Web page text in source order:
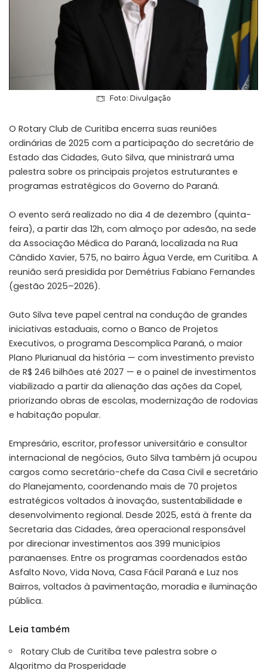
Foto: Divulgação
O Rotary Club de Curitiba encerra suas reuniões
ordinárias de 2025 com a participação do secretário de
Estado das Cidades, Guto Silva, que ministrará uma
palestra sobre os principais projetos estruturantes e
programas estratégicos do Governo do Paraná.
O evento será realizado no dia 4 de dezembro (quinta-
feira), a partir das 12h, com almoço por adesão, na sede
da Associação Médica do Paraná, localizada na Rua
Cândido Xavier, 575, no bairro Água Verde, em Curitiba. A
reunião será presidida por Demétrius Fabiano Fernandes
(gestão 2025–2026).
Guto Silva teve papel central na condução de grandes
iniciativas estaduais, como o Banco de Projetos
Executivos, o programa Descomplica Paraná, o maior
Plano Plurianual da história — com investimento previsto
de R$ 246 bilhões até 2027 — e o painel de investimentos
viabilizado a partir da alienação das ações da Copel,
priorizando obras de escolas, modernização de rodovias
e habitação popular.
Empresário, escritor, professor universitário e consultor
internacional de negócios, Guto Silva também já ocupou
cargos como secretário-chefe da Casa Civil e secretário
do Planejamento, coordenando mais de 70 projetos
estratégicos voltados à inovação, sustentabilidade e
desenvolvimento regional. Desde 2025, está à frente da
Secretaria das Cidades, área operacional responsável
por direcionar investimentos aos 399 municípios
paranaenses. Entre os programas coordenados estão
Asfalto Novo, Vida Nova, Casa Fácil Paraná e Luz nos
Bairros, voltados à pavimentação, moradia e iluminação
pública.
Leia também
Rotary Club de Curitiba teve palestra sobre o
Algoritmo da Prosperidade